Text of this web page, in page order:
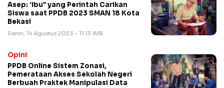
Asep: ‘Ibu” yang Perintah Carikan
Siswa saat PPDB 2023 SMAN 18 Kota
Bekasi
Senin, 14 Agustus 2023 - 11:13 WIB
Opini
PPDB Online Sistem Zonasi,
Pemerataan Akses Sekolah Negeri
Berbuah Praktek Manipulasi Data